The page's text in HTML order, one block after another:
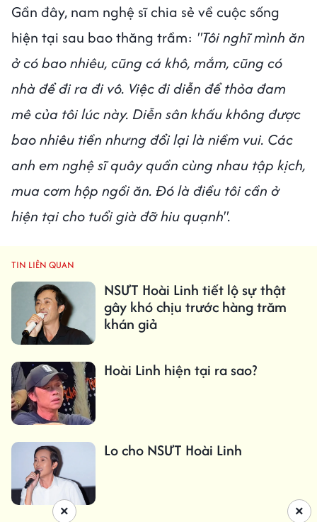
Gần đây, nam nghệ sĩ chia sẻ về cuộc sống
hiện tại sau bao thăng trầm: "Tôi nghĩ mình ăn
ở có bao nhiêu, cũng cá khô, mắm, cũng có
nhà để đi ra đi vô. Việc đi diễn để thỏa đam
mê của tôi lúc này. Diễn sân khấu không được
bao nhiêu tiền nhưng đổi lại là niềm vui. Các
anh em nghệ sĩ quây quần cùng nhau tập kịch,
mua cơm hộp ngồi ăn. Đó là điều tôi cần ở
hiện tại cho tuổi già đỡ hiu quạnh".
TIN LIÊN QUAN
NSƯT Hoài Linh tiết lộ sự thật
gây khó chịu trước hàng trăm
khán giả
Hoài Linh hiện tại ra sao?
Lo cho NSƯT Hoài Linh
×
×